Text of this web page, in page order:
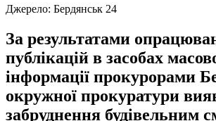
Джерело: Бердянськ 24
За результатами
публікацій в засобах
інформації прокурорами
окружної прокуратури
забруднення будівельним